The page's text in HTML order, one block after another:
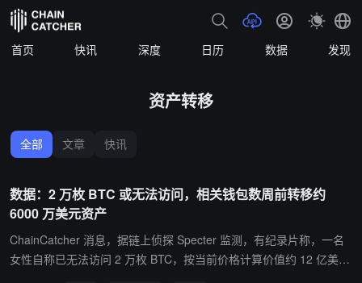
首页 快讯 深度 日历 数据 发现
资产转移
全部 文章 快讯
数据：2 万枚 BTC 或无法访问，相关钱包数周前转移约
6000 万美元资产
ChainCatcher 消息，据链上侦探 Specter 监测，有纪录片称，一名
女性自称已无法访问 2 万枚 BTC，按当前价格计算价值约 12 亿美